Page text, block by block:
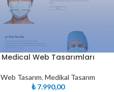
Medical Web Tasarımları
Web Tasarım,Medikal Tasarım
₺7.990,00